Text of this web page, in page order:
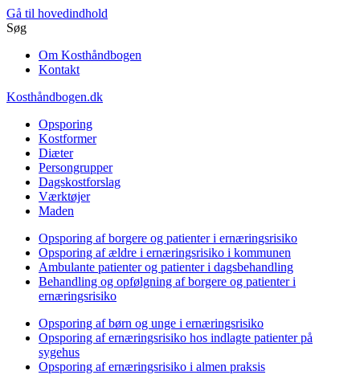
Gå til hovedindhold
Søg
Om Kosthåndbogen
Kontakt
Kosthåndbogen.dk
Opsporing
Kostformer
Diæter
Persongrupper
Dagskostforslag
Værktøjer
Maden
Opsporing af borgere og patienter i ernæringsrisiko
Opsporing af ældre i ernæringsrisiko i kommunen
Ambulante patienter og patienter i dagsbehandling
Behandling og opfølgning af borgere og patienter i
ernæringsrisiko
Opsporing af børn og unge i ernæringsrisiko
Opsporing af ernæringsrisiko hos indlagte patienter på
sygehus
Opsporing af ernæringsrisiko i almen praksis